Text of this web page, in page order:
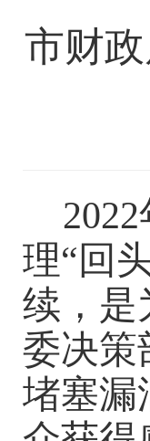
市财
2022
理“回
续， 是
委决策
堵塞漏